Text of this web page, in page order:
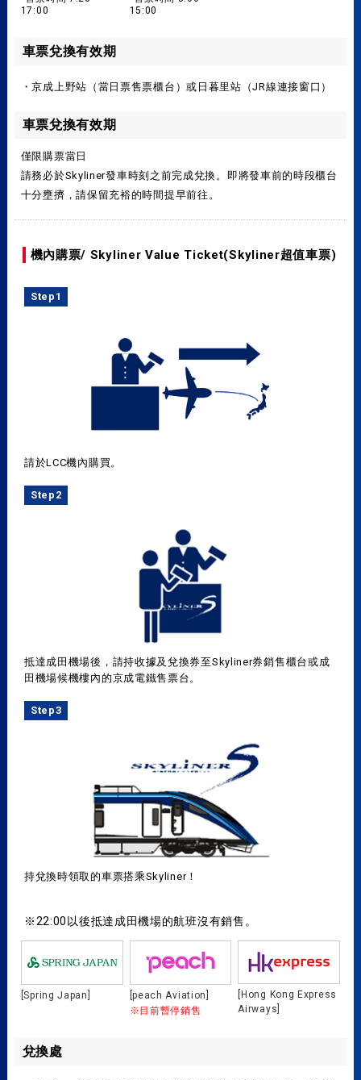
17:00
15:00
車票兌換有效期
・京成上野站（當日票售票櫃台）或日暮里站（JR線連接窗口）
車票兌換有效期
僅限購票當日
請務必於Skyliner發車時刻之前完成兌換。即將發車前的時段櫃台
十分壅擠，請保留充裕的時間提早前往。
機內購票/ Skyliner Value Ticket(Skyliner超值車票)
Step1
請於LCC機內購買。
Step2
抵達成田機場後，請持收據及兌換券至Skyliner券銷售櫃台或成
田機場候機樓內的京成電鐵售票台。
Step3
持兌換時領取的車票搭乘Skyliner！
※22:00以後抵達成田機場的航班沒有銷售。
[Spring Japan]
[peach Aviation]
※目前暫停銷售
[Hong Kong Express
Airways]
兌換處